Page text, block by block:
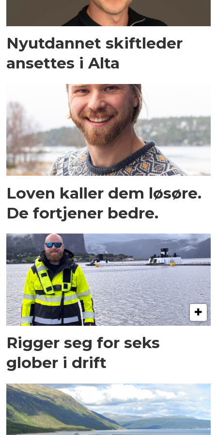
Nyutdannet skiftleder
ansettes i Alta
Loven kaller dem løsøre.
De fortjener bedre.
Rigger seg for seks
glober i drift